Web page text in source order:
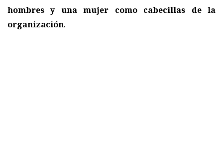
hombres y una mujer como cabecillas de la
organización.